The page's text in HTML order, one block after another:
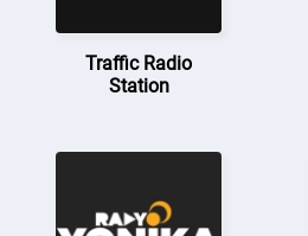
Traffic Radio
Station